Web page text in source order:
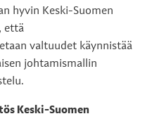
hyvin Keski-Suomen
että
valtuudet käynnistää
johtamismallin
Keski-Suomen